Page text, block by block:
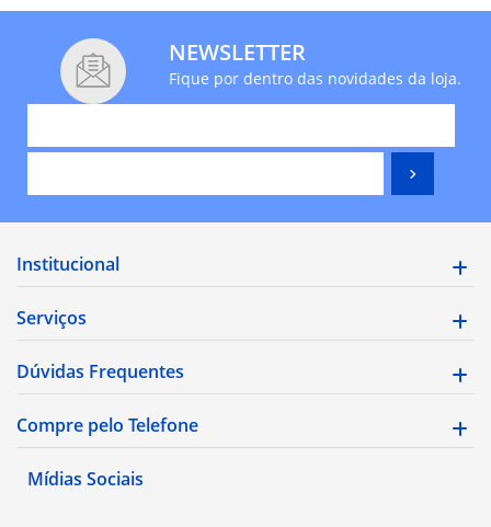
NEWSLETTER
Fique por dentro das novidades da loja.
Institucional
Serviços
Dúvidas Frequentes
Compre pelo Telefone
Mídias Sociais